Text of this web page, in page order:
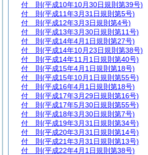
付 則 (平成10年10月30日規則第39号)
付 則 (平成11年3月31日規則第5号)
付 則 (平成12年3月3日規則第4号)
付 則 (平成13年3月30日規則第11号)
付 則 (平成14年4月1日規則第27号)
付 則 (平成14年10月23日規則第38号)
付 則 (平成14年11月1日規則第40号)
付 則 (平成15年4月1日規則第18号)
付 則 (平成15年10月1日規則第55号)
付 則 (平成16年4月1日規則第18号)
付 則 (平成17年3月29日規則第16号)
付 則 (平成17年5月30日規則第55号)
付 則 (平成18年3月30日規則第7号)
付 則 (平成19年3月31日規則第34号)
付 則 (平成20年3月31日規則第14号)
付 則 (平成21年3月31日規則第13号)
付 則 (平成22年4月1日規則第38号)